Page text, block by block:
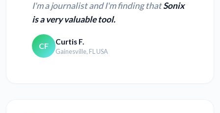
I'm a journalist and I'm finding thatSonix
is a very valuable tool.
CF Curtis F.
Gainesville, FL USA